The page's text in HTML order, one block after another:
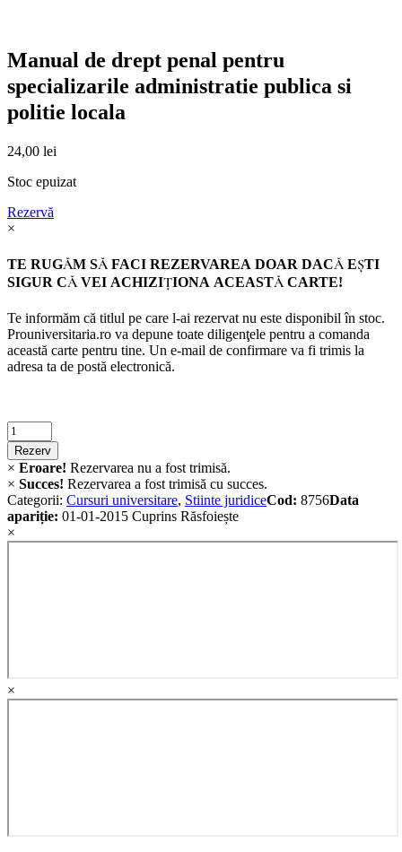
Manual de drept penal pentru
specializarile administratie publica si
politie locala
24,00 lei
Stoc epuizat
Rezervă
×
TE RUGĂM SĂ FACI REZERVAREA DOAR DACĂ EŞTI
SIGUR CĂ VEI ACHIZIŢIONA ACEASTĂ CARTE!
Te informăm că titlul pe care l-ai rezervat nu este disponibil în stoc.
Prouniversitaria.ro va depune toate diligenţele pentru a comanda
această carte pentru tine. Un e-mail de confirmare va fi trimis la
adresa ta de postă electronică.
Criminalistica
quantity
Rezerv
× Eroare! Rezervarea nu a fost trimisă.
× Succes! Rezervarea a fost trimisă cu succes.
Categorii: Cursuri universitare, Stiinte juridiceCod: 8756Data
apariție: 01-01-2015 Cuprins Răsfoiește
×
×